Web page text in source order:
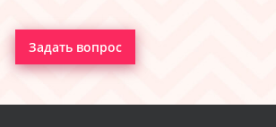
Задать вопрос